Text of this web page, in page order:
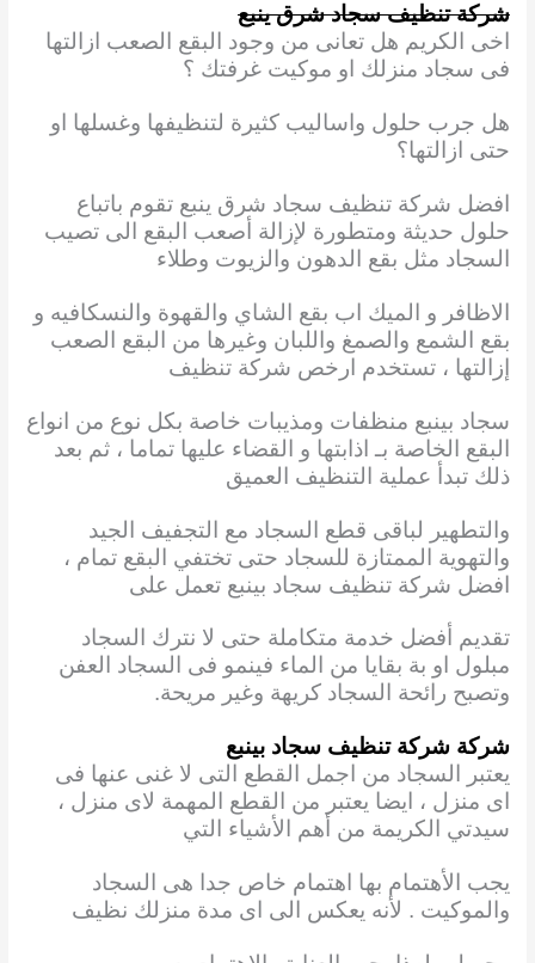
شركة تنظيف سجاد شرق ينبع
اخى الكريم هل تعانى من وجود البقع الصعب ازالتها
فى سجاد منزلك او موكيت غرفتك ؟
هل جرب حلول واساليب كثيرة لتنظيفها وغسلها او
حتى ازالتها؟
افضل شركة تنظيف سجاد شرق ينبع تقوم باتباع
حلول حديثة ومتطورة لإزالة أصعب البقع الى تصيب
السجاد مثل بقع الدهون والزيوت وطلاء
الاظافر و الميك اب بقع الشاي والقهوة والنسكافيه و
بقع الشمع والصمغ واللبان وغيرها من البقع الصعب
إزالتها ، تستخدم ارخص شركة تنظيف
سجاد بينبع منظفات ومذيبات خاصة بكل نوع من انواع
البقع الخاصة بـ اذابتها و القضاء عليها تماما ، ثم بعد
ذلك تبدأ عملية التنظيف العميق
والتطهير لباقى قطع السجاد مع التجفيف الجيد
والتهوية الممتازة للسجاد حتى تختفي البقع تمام ،
افضل شركة تنظيف سجاد بينبع تعمل على
تقديم أفضل خدمة متكاملة حتى لا نترك السجاد
مبلول او بة بقايا من الماء فينمو فى السجاد العفن
وتصبح رائحة السجاد كريهة وغير مريحة.
شركة شركة تنظيف سجاد بينبع
يعتبر السجاد من اجمل القطع التى لا غنى عنها فى
اى منزل ، ايضا يعتبر من القطع المهمة لاى منزل ،
سيدتي الكريمة من أهم الأشياء التي
يجب الأهتمام بها اهتمام خاص جدا هى السجاد
والموكيت . لأنه يعكس الى اى مدة منزلك نظيف